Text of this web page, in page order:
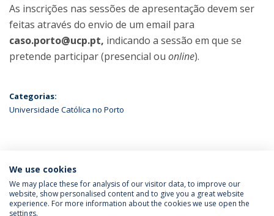
As inscrições nas sessões de apresentação devem ser
feitas através do envio de um email para
caso.porto@ucp.pt, indicando a sessão em que se
pretende participar (presencial ou online).
Categorias:
Universidade Católica no Porto
ÚLTIMAS NOTÍCIAS
Política de Privacidade
Termos & Condições
We use cookies
We may place these for analysis of our visitor data, to improve our
website, show personalised content and to give you a great website
experience. For more information about the cookies we use open the
settings.